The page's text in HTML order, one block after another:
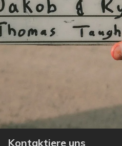
Kontaktiere uns